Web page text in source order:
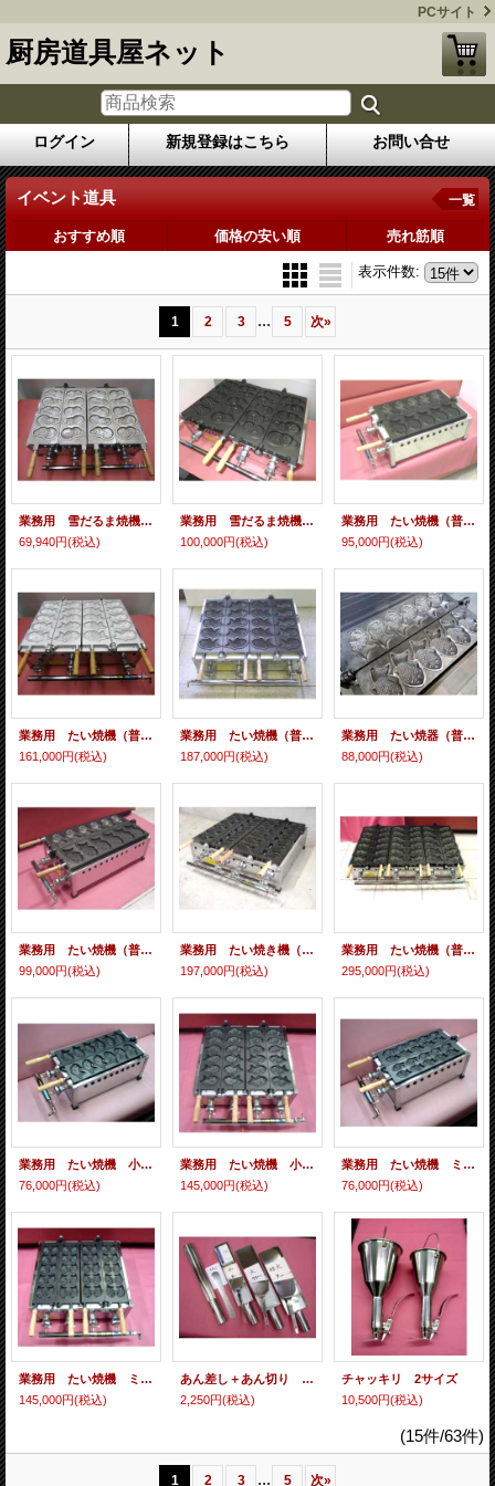
PCサイト
厨房道具屋ネット
ログイン 新規登録はこちら お問い合せ
イベント道具 一覧
おすすめ順 価格の安い順 売れ筋順
表示件数:
1 2 3 ... 5 次»
業務用 雪だるま焼機 5匹×2連 白 ガス
69,940円(税込)
業務用 雪だるま焼機 ５匹×2連 （テフロン仕上） ガス
100,000円(税込)
業務用 たい焼機（普通） 5匹x1連（テフロン仕上）ガス 即納可 鯛焼き機 たい焼き機
95,000円(税込)
業務用 たい焼機（普通） 5匹x2連 白 ガス 鯛焼き機 たい焼き機
161,000円(税込)
業務用 たい焼機（普通） 5匹x2連（テフロン仕上）即納可 鯛焼き機 たい焼き機
187,000円(税込)
業務用 たい焼器（普通）6匹x1連 白 ガス 鯛焼き機 たい焼き機
88,000円(税込)
業務用 たい焼機（普通）6匹x1連 テフロン仕上 即納可 ガス 鯛焼き機 たい焼き機
99,000円(税込)
業務用 たい焼き機（普通）６匹x２連（テフロン仕上） ガス 鯛焼き機 たい焼き機
197,000円(税込)
業務用 たい焼機（普通）６匹x3連（テフロン仕上）ガス 鯛焼き機 たい焼き機
295,000円(税込)
業務用 たい焼機 小6匹x1連（テフロン仕上） ガス 鯛焼き機 たい焼き機
76,000円(税込)
業務用 たい焼機 小6匹x2連（テフロン仕上） ガス 鯛焼き機 たい焼き機
145,000円(税込)
業務用 たい焼機 ミニミニ10匹x1連（テフロン仕上） ガス 鯛焼き機 たい焼き機
76,000円(税込)
業務用 たい焼機 ミニミニ10匹x2連（テフロン仕上） ガス 鯛焼き機 たい焼き機
145,000円(税込)
あん差し＋あん切り ４サイズ
2,250円(税込)
チャッキリ 2サイズ
10,500円(税込)
(15件/63件)
1 2 3 ... 5 次»